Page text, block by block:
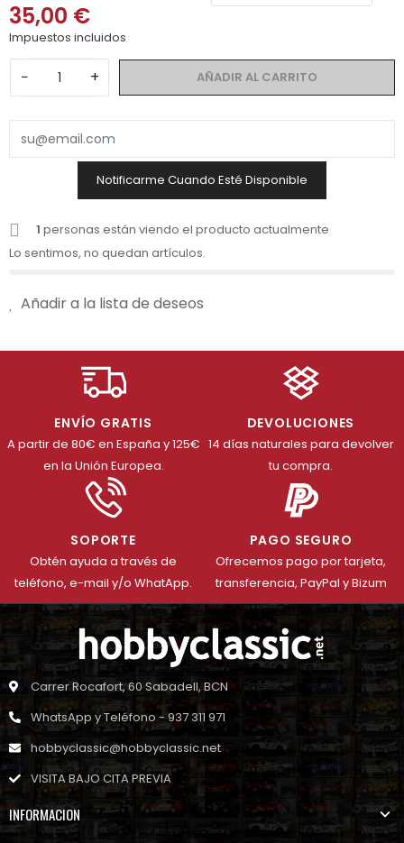
35,00 €
Impuestos incluidos
− + AÑADIR AL CARRITO
Notificarme Cuando Esté Disponible
1 personas están viendo el producto actualmente
Lo sentimos, no quedan artículos.
Añadir a la lista de deseos
ENVÍO GRATIS
A partir de 80€ en España y 125€
en la Unión Europea.
DEVOLUCIONES
14 días naturales para devolver
tu compra.
SOPORTE
Obtén ayuda a través de
teléfono, e-mail y/o WhatApp.
PAGO SEGURO
Ofrecemos pago por tarjeta,
transferencia, PayPal y Bizum
Carrer Rocafort, 60 Sabadell, BCN
WhatsApp y Teléfono - 937 311 971
hobbyclassic@hobbyclassic.net
VISITA BAJO CITA PREVIA
INFORMACION